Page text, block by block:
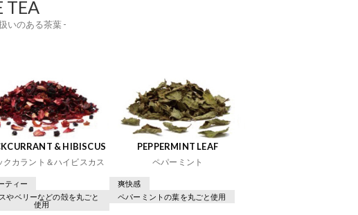
TEA
いのある茶葉 -
& HIBISCUS
クカラント＆ハイビスカス
ティー
やベリーなどの殻を丸ごと
使用
PEPPERMINT LEAF
ペパーミント
爽快感
ペパーミントの葉を丸ごと使用